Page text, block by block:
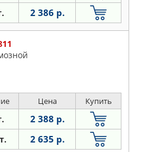
2 386 р.
Цена Купить
2 388 р.
2 635 р.